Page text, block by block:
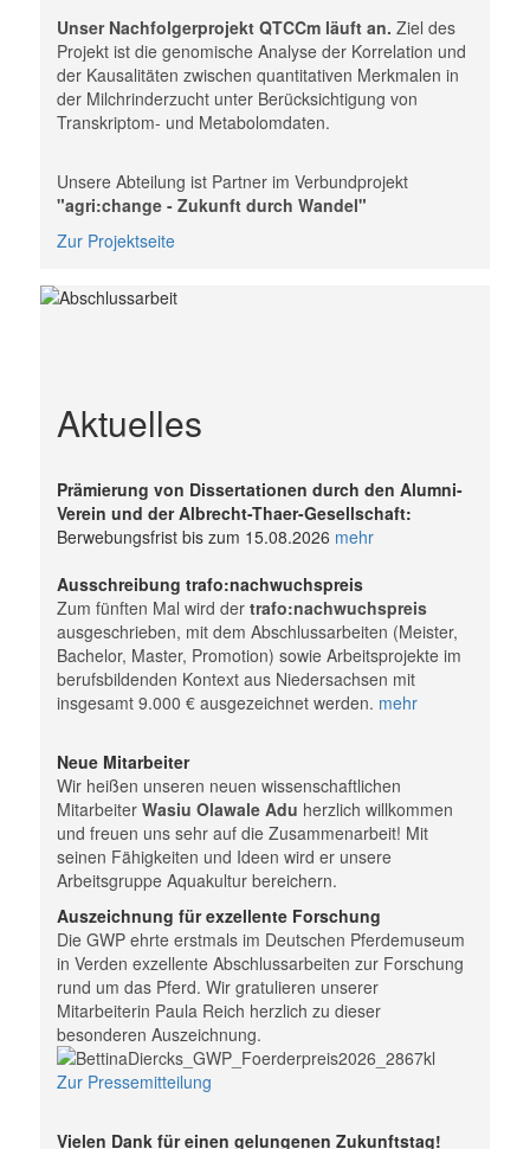
Unser Nachfolgerprojekt QTCCm läuft an. Ziel des
Projekt ist die genomische Analyse der Korrelation und
der Kausalitäten zwischen quantitativen Merkmalen in
der Milchrinderzucht unter Berücksichtigung von
Transkriptom- und Metabolomdaten.
Unsere Abteilung ist Partner im Verbundprojekt
"agri:change - Zukunft durch Wandel"
Zur Projektseite
Aktuelles
Prämierung von Dissertationen durch den Alumni-
Verein und der Albrecht-Thaer-Gesellschaft:
Berwebungsfrist bis zum 15.08.2026 mehr
Ausschreibung trafo:nachwuchspreis
Zum fünften Mal wird der trafo:nachwuchspreis
ausgeschrieben, mit dem Abschlussarbeiten (Meister,
Bachelor, Master, Promotion) sowie Arbeitsprojekte im
berufsbildenden Kontext aus Niedersachsen mit
insgesamt 9.000 € ausgezeichnet werden. mehr
Neue Mitarbeiter
Wir heißen unseren neuen wissenschaftlichen
Mitarbeiter Wasiu Olawale Adu herzlich willkommen
und freuen uns sehr auf die Zusammenarbeit! Mit
seinen Fähigkeiten und Ideen wird er unsere
Arbeitsgruppe Aquakultur bereichern.
Auszeichnung für exzellente Forschung
Die GWP ehrte erstmals im Deutschen Pferdemuseum
in Verden exzellente Abschlussarbeiten zur Forschung
rund um das Pferd. Wir gratulieren unserer
Mitarbeiterin Paula Reich herzlich zu dieser
besonderen Auszeichnung.
Zur Pressemitteilung
Vielen Dank für einen gelungenen Zukunftstag!